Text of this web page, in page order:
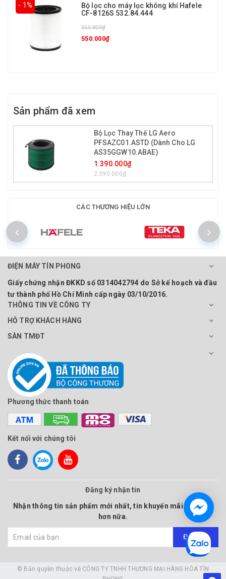
- 1%
Bộ lọc cho máy lọc không khí Hafele
CF-8126S 532.84.444
550.800₫
550.000₫
Sản phẩm đã xem
Bộ Lọc Thay Thế LG Aero
PFSAZC01.ASTD (Dành Cho LG
AS35GGW10.ABAE)
1.390.000₫
2.390.000₫
CÁC THƯƠNG HIỆU LỚN
ĐIỆN MÁY TÍN PHONG
Giấy chứng nhận ĐKKD số 0314042794 do Sở kế hoạch và đầu
tư thành phố Hồ Chí Minh cấp ngày 03/10/2016.
THÔNG TIN VỀ CÔNG TY
HỖ TRỢ KHÁCH HÀNG
SÀN TMĐT
Phương thức thanh toán
Kết nối với chúng tôi
Đăng ký nhận tin
Nhận thông tin sản phẩm mới nhất, tin khuyến mãi và nhiều
hơn nữa.
Đăng ký
© Bản quyền thuộc về CÔNG TY TNHH THƯƠNG MẠI HÀNG HÓA TÍN